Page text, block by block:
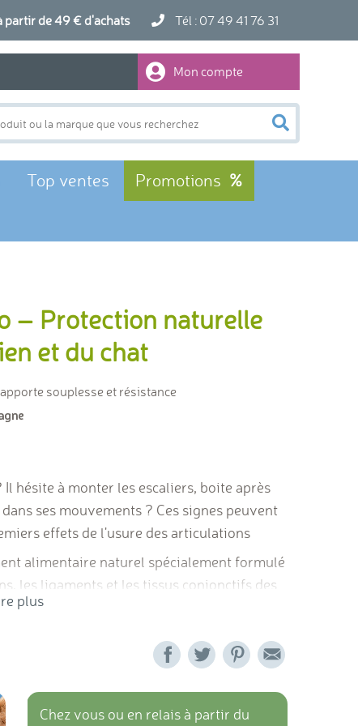
partir de 49 € d'achats Tél : 07 49 41 76 31
Mon compte
Top ventes
Promotions
– Protection naturelle
et du chat
souplesse et résistance
hésite à monter les escaliers, boite après
ses mouvements ? Ces signes peuvent
effets de l'usure des articulations
alimentaire naturel spécialement formulé
les ligaments et les tissus conjonctifs des
prêle des champs, la griffe du diable, l'extrait
la souplesse des mouvements.
chiens seniors, les grandes races
chiens sportifs ou les animaux
plus
Chez vous ou en relais à partir du